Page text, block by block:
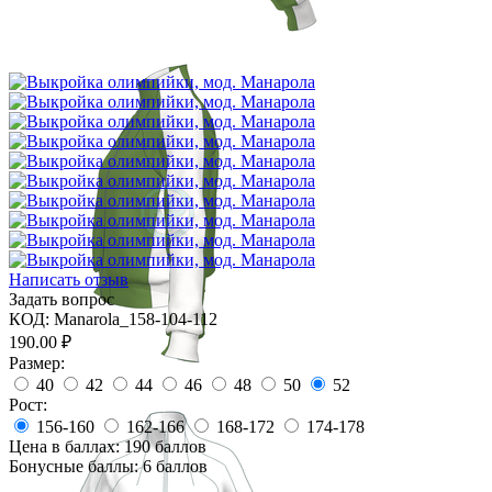
Написать отзыв
Задать вопрос
КОД: Manarola_158-104-112
190.00 ₽
Размер:
40
42 44 46 48 50
52
Рост:
156-160
162-166 168-172
174-178
Цена в баллах: 190 баллов
Бонусные баллы: 6 баллов